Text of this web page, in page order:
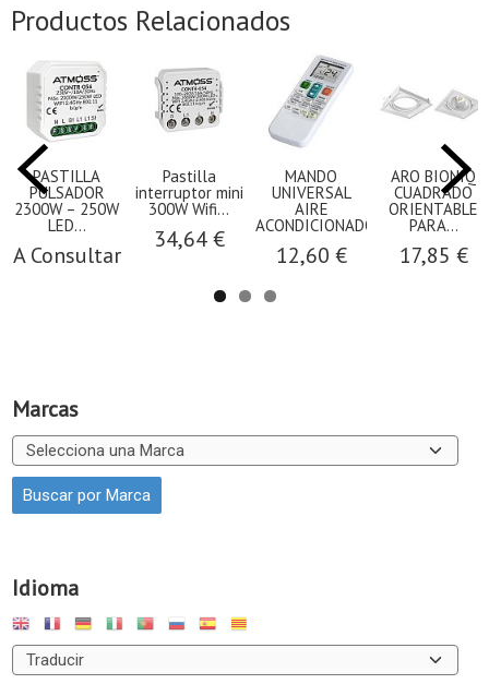
Marcas
Idioma
Productos Relacionados
PASTILLA
PULSADOR
2300W – 250W
LED...
A Consultar
Pastilla
interruptor mini
300W Wifi...
34,64 €
MANDO
UNIVERSAL
AIRE
ACONDICIONADO...
12,60 €
ARO BIONIQ
CUADRADO
ORIENTABLE
PARA...
17,85 €